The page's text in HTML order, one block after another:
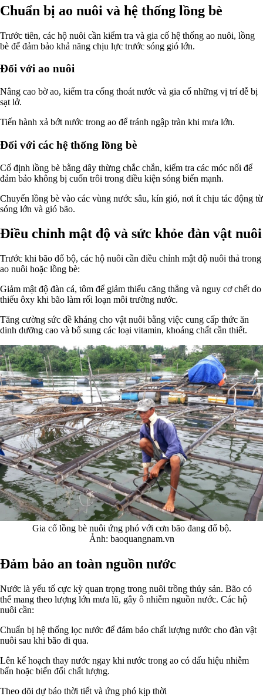
Chuẩn bị ao nuôi và hệ thống lồng bè
Trước tiên, các hộ nuôi cần kiểm tra và gia cố hệ thống ao nuôi, lồng
bè để đảm bảo khả năng chịu lực trước sóng gió lớn.
Đối với ao nuôi
Nâng cao bờ ao, kiểm tra cống thoát nước và gia cố những vị trí dễ bị
sạt lở.
Tiến hành xả bớt nước trong ao để tránh ngập tràn khi mưa lớn.
Đối với các hệ thống lồng bè
Cố định lồng bè bằng dây thừng chắc chắn, kiểm tra các móc nối để
đảm bảo không bị cuốn trôi trong điều kiện sóng biển mạnh.
Chuyển lồng bè vào các vùng nước sâu, kín gió, nơi ít chịu tác động từ
sóng lớn và gió bão.
Điều chỉnh mật độ và sức khỏe đàn vật nuôi
Trước khi bão đổ bộ, các hộ nuôi cần điều chỉnh mật độ nuôi thả trong
ao nuôi hoặc lồng bè:
Giảm mật độ đàn cá, tôm để giảm thiểu căng thẳng và nguy cơ chết do
thiếu ôxy khi bão làm rối loạn môi trường nước.
Tăng cường sức đề kháng cho vật nuôi bằng việc cung cấp thức ăn
dinh dưỡng cao và bổ sung các loại vitamin, khoáng chất cần thiết.
Gia cố lồng bè nuôi ứng phó với cơn bão đang đổ bộ.
Ảnh: baoquangnam.vn
Đảm bảo an toàn nguồn nước
Nước là yếu tố cực kỳ quan trọng trong nuôi trồng thủy sản. Bão có
thể mang theo lượng lớn mưa lũ, gây ô nhiễm nguồn nước. Các hộ
nuôi cần:
Chuẩn bị hệ thống lọc nước để đảm bảo chất lượng nước cho đàn vật
nuôi sau khi bão đi qua.
Lên kế hoạch thay nước ngay khi nước trong ao có dấu hiệu nhiễm
bẩn hoặc biến đổi chất lượng.
Theo dõi dự báo thời tiết và ứng phó kịp thời